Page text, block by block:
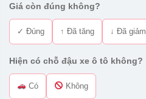
Giá còn đúng không?
✓ Đúng ↑ Đã tăng ↓ Đã giảm
Hiện có chỗ đậu xe ô tô không?
Có Không